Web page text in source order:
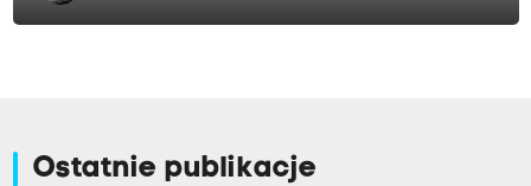
Ostatnie publikacje